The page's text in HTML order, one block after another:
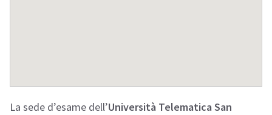
La sede d’esame dell’Università Telematica San